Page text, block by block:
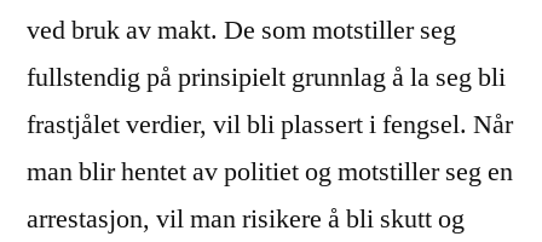
ved bruk av makt. De som motstiller seg
fullstendig på prinsipielt grunnlag å la seg bli
frastjålet verdier, vil bli plassert i fengsel. Når
man blir hentet av politiet og motstiller seg en
arrestasjon, vil man risikere å bli skutt og